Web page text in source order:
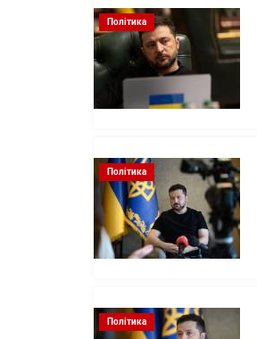
Політика
Політика
Політика